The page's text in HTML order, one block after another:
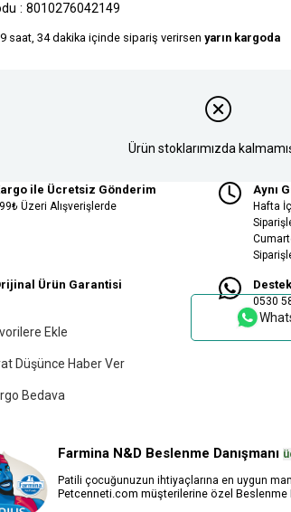
8010276042149
saat, 34 dakika içinde sipariş verirsen yarın kargoda
Ürün stoklarımızda
ile Ücretsiz Gönderim
Üzeri Alışverişlerde
Aynı
Hafta
Ürün Garantisi
0530
Ekle
Düşünce Haber Ver
Bedava
Farmina N&D Beslenme Danışmanı
Patili çocuğunuzun ihtiyaçlarına en uygun
Petcenneti.com müşterilerine özel Beslenme